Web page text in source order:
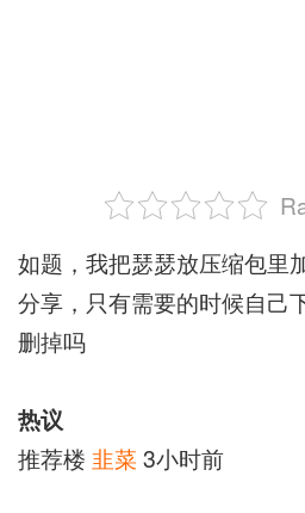
如题，我把瑟瑟放压缩包里
分享，只有需要的时候自己
删掉吗
热议
推荐楼 韭菜 3小时前